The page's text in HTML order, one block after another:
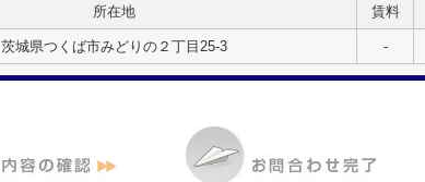
所在地 賃料
茨城県つくば市みどりの２丁目25-3 -